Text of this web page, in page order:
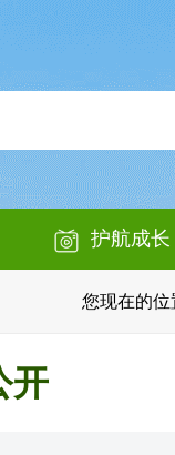
护航成长
您现在的位
开